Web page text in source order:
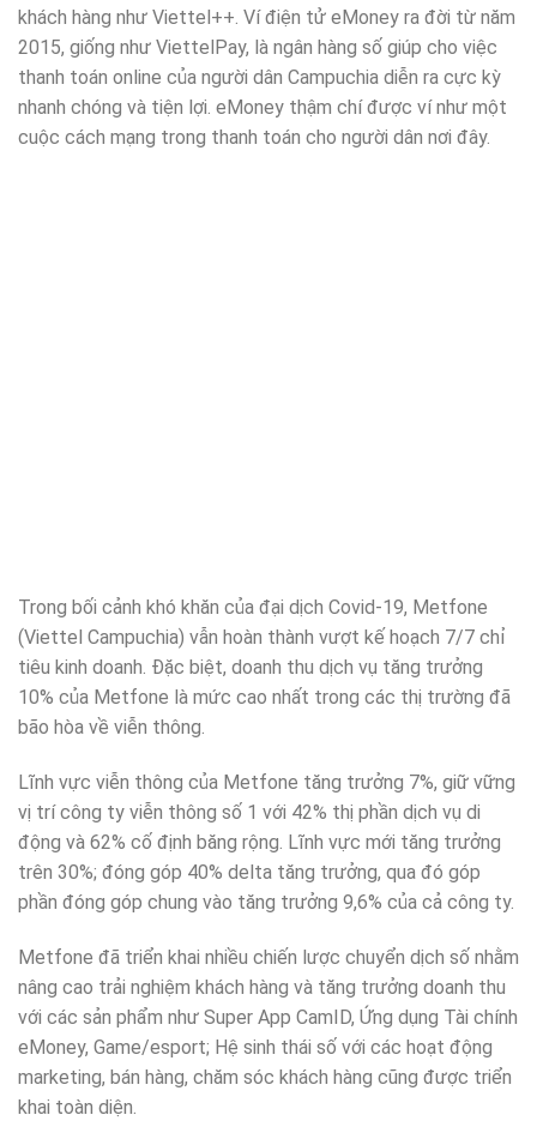
khách hàng như Viettel++. Ví điện tử eMoney ra đời từ năm
2015, giống như ViettelPay, là ngân hàng số giúp cho việc
thanh toán online của người dân Campuchia diễn ra cực kỳ
nhanh chóng và tiện lợi. eMoney thậm chí được ví như một
cuộc cách mạng trong thanh toán cho người dân nơi đây.
Trong bối cảnh khó khăn của đại dịch Covid-19, Metfone
(Viettel Campuchia) vẫn hoàn thành vượt kế hoạch 7/7 chỉ
tiêu kinh doanh. Đặc biệt, doanh thu dịch vụ tăng trưởng
10% của Metfone là mức cao nhất trong các thị trường đã
bão hòa về viễn thông.
Lĩnh vực viễn thông của Metfone tăng trưởng 7%, giữ vững
vị trí công ty viễn thông số 1 với 42% thị phần dịch vụ di
động và 62% cố định băng rộng. Lĩnh vực mới tăng trưởng
trên 30%; đóng góp 40% delta tăng trưởng, qua đó góp
phần đóng góp chung vào tăng trưởng 9,6% của cả công ty.
Metfone đã triển khai nhiều chiến lược chuyển dịch số nhằm
nâng cao trải nghiệm khách hàng và tăng trưởng doanh thu
với các sản phẩm như Super App CamID, Ứng dụng Tài chính
eMoney, Game/esport; Hệ sinh thái số với các hoạt động
marketing, bán hàng, chăm sóc khách hàng cũng được triển
khai toàn diện.